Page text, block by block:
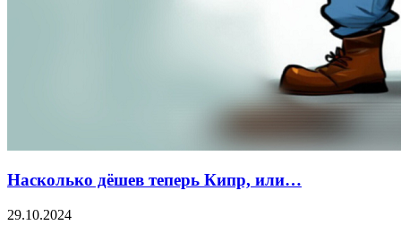
Насколько дёшев теперь Кипр, или…
29.10.2024